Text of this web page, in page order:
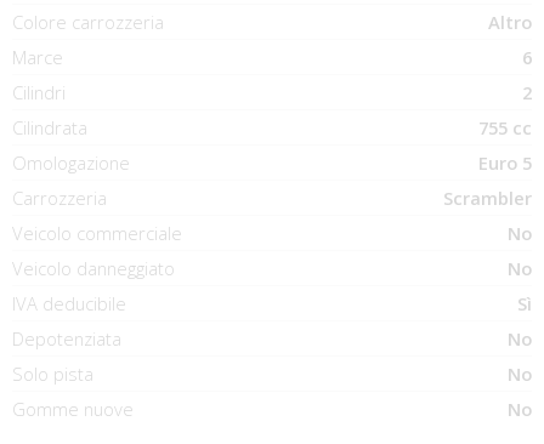
Colore carrozzeria
Altro
Marce
6
Cilindri
2
Cilindrata
755 cc
Omologazione
Euro 5
Carrozzeria
Scrambler
Veicolo commerciale
No
Veicolo danneggiato
No
IVA deducibile
Sì
Depotenziata
No
Solo pista
No
Gomme nuove
No